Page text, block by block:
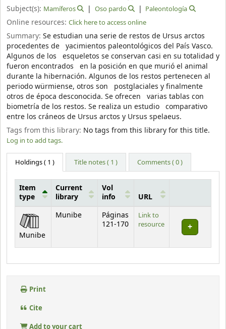
Subject(s): Mamíferos Oso pardo Paleontología
Online resources: Click here to access online
Summary: Se estudian una serie de restos de Ursus arctos
procedentes de yacimientos paleontológicos del País Vasco.
Algunos de los esqueletos se conservan casi en su totalidad y
fueron encontrados en la posición en que murió el animal
durante la hibernación. Algunos de los restos pertenecen al
periodo würmiense, otros son postglaciales y finalmente
otros de época desconocida. Se ofrecen varias tablas con
biometría de los restos. Se realiza un estudio comparativo
entre los cráneos de Ursus arctos y Ursus spelaeus.
Tags from this library: No tags from this library for this title.
Log in to add tags.
Holdings( 1 ) Title notes ( 1 ) Comments ( 0 )
Holdings
Item
type
Current
library
Vol
info
URL
Munibe
Munibe
Páginas
121-170
Link to
resource
Print
Cite
Add to your cart